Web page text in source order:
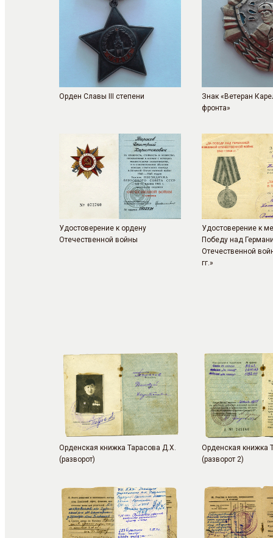
Орден Славы III степени
Знак «Ветеран
фронта»
Удостоверение к ордену
Отечественной войны
Удостоверение к
Победу над
Отечественной
гг.»
Орденская книжка Тарасова Д.Х.
(разворот)
Орденская книжка
(разворот 2)